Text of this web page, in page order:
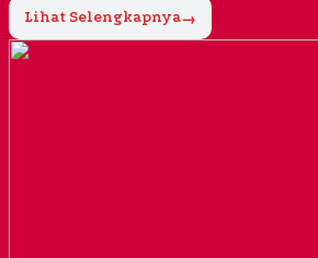
Lihat Selengkapnya→